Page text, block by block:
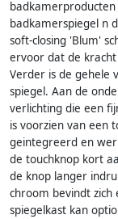
badkamerspiegel n
soft-closing 'Blum'
ervoor dat de
Verder is de gehele
spiegel. Aan de
verlichting die een
is voorzien van een
geintegreerd en
de touchknop kort
de knop langer
chroom bevindt
spiegelkast kan